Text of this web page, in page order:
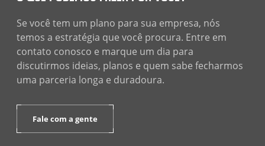
Se você tem um plano para sua empresa, nós
temos a estratégia que você procura. Entre em
contato conosco e marque um dia para
discutirmos ideias, planos e quem sabe fecharmos
uma parceria longa e duradoura.
Fale com a gente